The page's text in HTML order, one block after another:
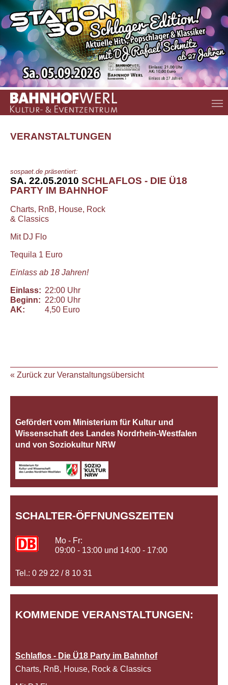
Zum Hauptinhalt springen
VERANSTALTUNGEN
sospaet.de präsentiert:
SA. 22.05.2010 SCHLAFLOS - DIE Ü18
PARTY IM BAHNHOF
Charts, RnB, House, Rock
& Classics
Mit DJ Flo
Tequila 1 Euro
Einlass ab 18 Jahren!
Einlass: 22:00 Uhr
Beginn: 22:00 Uhr
AK:
4,50 Euro
« Zurück zur Veranstaltungsübersicht
Gefördert vom Ministerium für Kultur und
Wissenschaft des Landes Nordrhein‐Westfalen
und von Soziokultur NRW
SCHALTER-ÖFFNUNGSZEITEN
Mo - Fr:
09:00 - 13:00 und 14:00 - 17:00
Tel.: 0 29 22 / 8 10 31
KOMMENDE VERANSTALTUNGEN:
Schlaflos - Die Ü18 Party im Bahnhof
Charts, RnB, House, Rock & Classics